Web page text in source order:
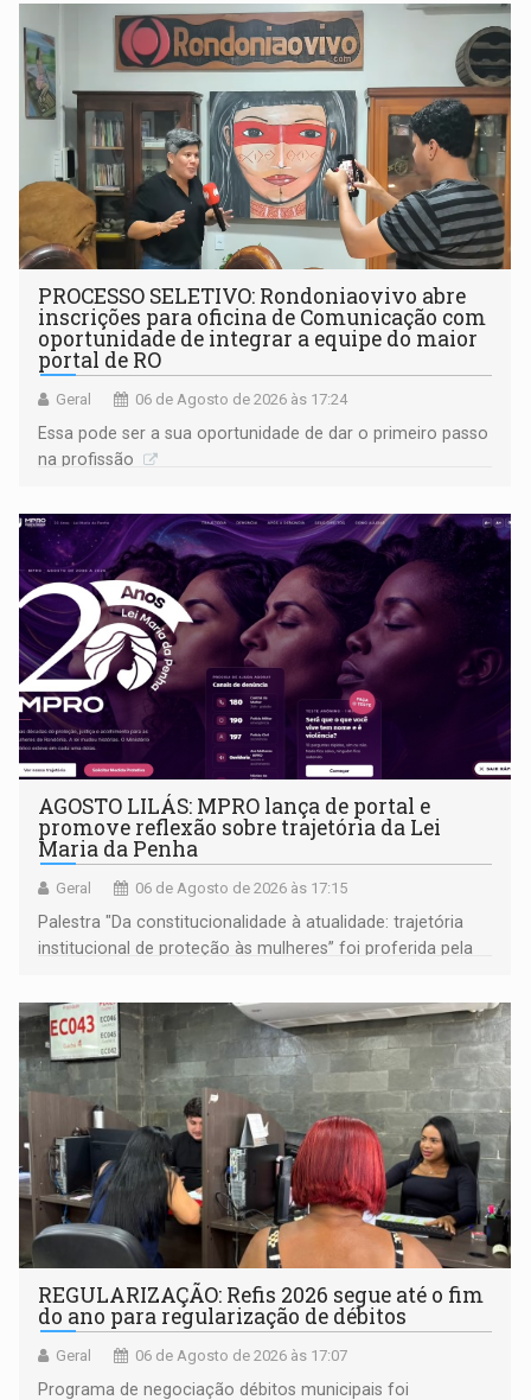
PROCESSO SELETIVO: Rondoniaovivo abre
inscrições para oficina de Comunicação com
oportunidade de integrar a equipe do maior
portal de RO
Geral 06 de Agosto de 2026 às 17:24
Essa pode ser a sua oportunidade de dar o primeiro passo
na profissão
AGOSTO LILÁS: MPRO lança de portal e
promove reflexão sobre trajetória da Lei
Maria da Penha
Geral 06 de Agosto de 2026 às 17:15
Palestra "Da constitucionalidade à atualidade: trajetória
institucional de proteção às mulheres” foi proferida pela
Goiás
REGULARIZAÇÃO: Refis 2026 segue até o fim
do ano para regularização de débitos
Geral 06 de Agosto de 2026 às 17:07
Programa de negociação débitos municipais foi